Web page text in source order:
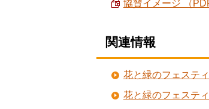
協賛イメージ （
関連情報
花と緑のフェステ
花と緑のフェステ